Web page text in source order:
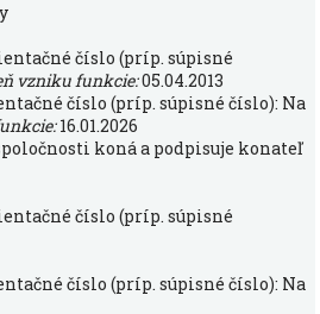
číslo (príp. súpisné
vzniku funkcie:05.04.2013
číslo (príp. súpisné číslo): Na
16.01.2026
koná a podpisuje konateľ
číslo (príp. súpisné
číslo (príp. súpisné číslo): Na